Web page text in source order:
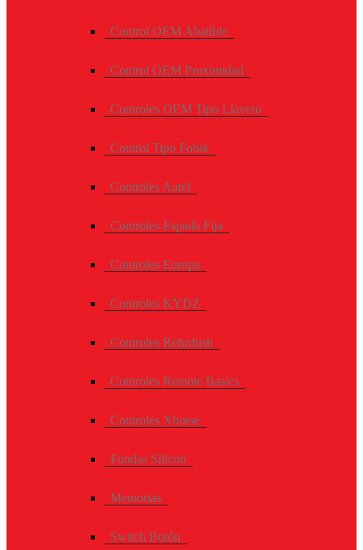
Control OEM Abatible
Control OEM Proximidad
Controles OEM Tipo Llavero
Control Tipo Fobik
Controles Autel
Controles Espada Fija
Controles Europa
Controles KYDZ
Controles Refurbish
Controles Remote Basics
Controles Xhorse
Fundas Silicon
Memorias
Switch Botón